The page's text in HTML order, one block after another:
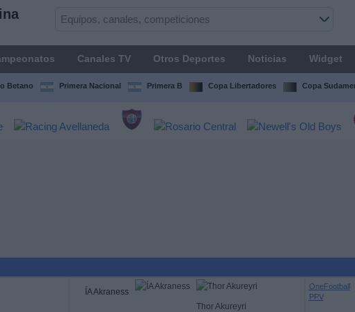
Canales TV Otros Deportes Noticias Widget
Betano Primera Nacional Primera B Copa Libertadores Copa
ÍA Akraness
Thor Akureyri
OneFootball
PPV